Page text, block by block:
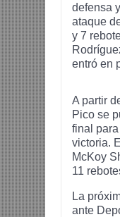
defensa
ataque
y 7
entró en
A partir
Pico se
final
victoria.
McKoy
11
La
ante